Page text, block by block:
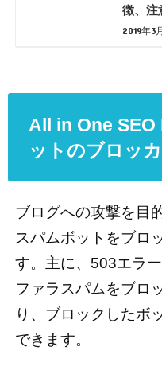
徴、注
2019年3
All in One
ットのブロッ
ブログへの攻撃を目
スパムボットをブロ
す。主に、503エラ
ファラスパムをブロ
り、ブロックしたボ
できます。